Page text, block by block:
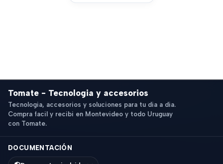
Tomate - Tecnologia y accesorios
Tecnologia, accesorios y soluciones para tu dia a dia.
Compra facil y recibi en Montevideo y todo Uruguay
con Tomate.
DOCUMENTACIÓN